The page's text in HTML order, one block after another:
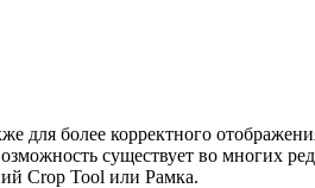
для более корректного
существует во многих
Crop Tool или Рамка.